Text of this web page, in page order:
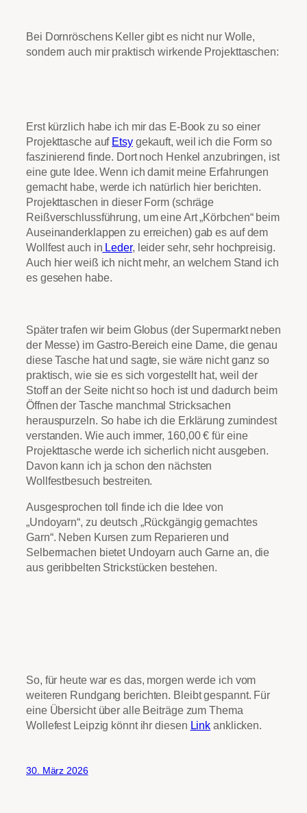
Bei Dornröschens Keller gibt es nicht nur Wolle,
sondern auch mir praktisch wirkende Projekttaschen:
Erst kürzlich habe ich mir das E-Book zu so einer
Projekttasche auf Etsygekauft, weil ich die Form so
faszinierend finde. Dort noch Henkel anzubringen, ist
eine gute Idee. Wenn ich damit meine Erfahrungen
gemacht habe, werde ich natürlich hier berichten.
Projekttaschen in dieser Form (schräge
Reißverschlussführung, um eine Art „Körbchen“ beim
Auseinanderklappen zu erreichen) gab es auf dem
Wollfest auch in Leder, leider sehr, sehr hochpreisig.
Auch hier weiß ich nicht mehr, an welchem Stand ich
es gesehen habe.
Später trafen wir beim Globus (der Supermarkt neben
der Messe) im Gastro-Bereich eine Dame, die genau
diese Tasche hat und sagte, sie wäre nicht ganz so
praktisch, wie sie es sich vorgestellt hat, weil der
Stoff an der Seite nicht so hoch ist und dadurch beim
Öffnen der Tasche manchmal Stricksachen
herauspurzeln. So habe ich die Erklärung zumindest
verstanden. Wie auch immer, 160,00 € für eine
Projekttasche werde ich sicherlich nicht ausgeben.
Davon kann ich ja schon den nächsten
Wollfestbesuch bestreiten.
Ausgesprochen toll finde ich die Idee von
„Undoyarn“, zu deutsch „Rückgängig gemachtes
Garn“. Neben Kursen zum Reparieren und
Selbermachen bietet Undoyarn auch Garne an, die
aus geribbelten Strickstücken bestehen.
So, für heute war es das, morgen werde ich vom
weiteren Rundgang berichten. Bleibt gespannt. Für
eine Übersicht über alle Beiträge zum Thema
Wollefest Leipzig könnt ihr diesen Link anklicken.
30. März 2026